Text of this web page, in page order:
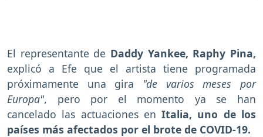
El representante de Daddy Yankee, Raphy Pina,
explicó a Efe que el artista tiene programada
próximamente una gira "de varios meses por
Europa", pero por el momento ya se han
cancelado las actuaciones en Italia, uno de los
países más afectados por el brote de COVID-19.